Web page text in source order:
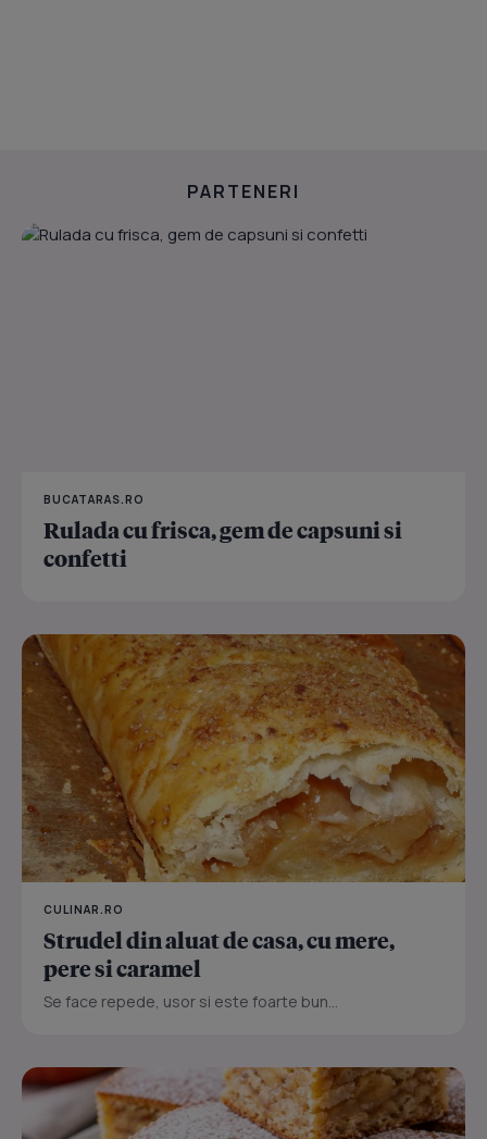
PARTENERI
BUCATARAS.RO
Rulada cu frisca, gem de capsuni si
confetti
CULINAR.RO
Strudel din aluat de casa, cu mere,
pere si caramel
Se face repede, usor si este foarte bun...